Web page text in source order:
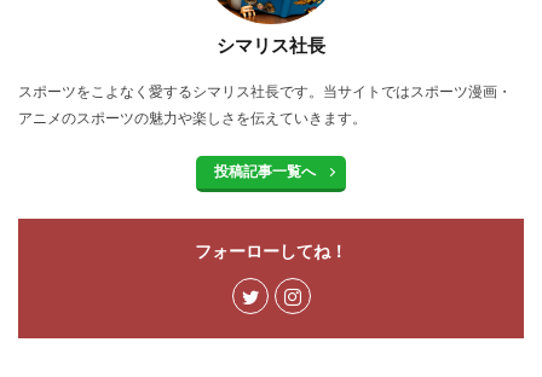
シマリス社長
スポーツをこよなく愛するシマリス社長です。当サイトではスポーツ漫画・
アニメのスポーツの魅力や楽しさを伝えていきます。
投稿記事一覧へ
フォーローしてね！